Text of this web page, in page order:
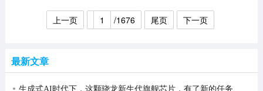
上一页 1 /1676 尾页 下一页
最新文章
生成式AI时代下，这颗骁龙新生代旗舰芯片，有了新的任务